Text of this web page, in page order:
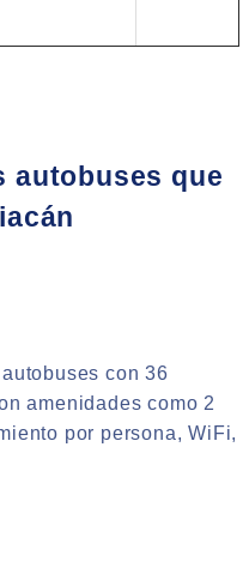
autobuses que
autobuses con 36
amenidades como 2
por persona, WiFi,